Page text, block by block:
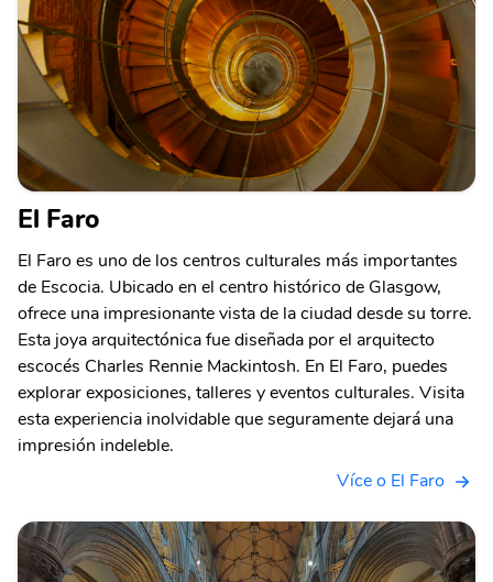
El Faro
El Faro es uno de los centros culturales más importantes
de Escocia. Ubicado en el centro histórico de Glasgow,
ofrece una impresionante vista de la ciudad desde su torre.
Esta joya arquitectónica fue diseñada por el arquitecto
escocés Charles Rennie Mackintosh. En El Faro, puedes
explorar exposiciones, talleres y eventos culturales. Visita
esta experiencia inolvidable que seguramente dejará una
impresión indeleble.
Více o El Faro